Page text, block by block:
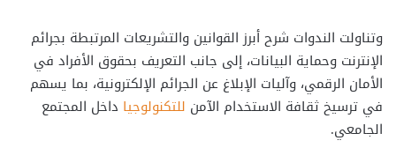
وتناولت الندوات شرح أبرز القوانين والتشريعات المرتبطة بجرائم
الإنترنت وحماية البيانات، إلى جانب التعريف بحقوق الأفراد في
الأمان الرقمي، وآليات الإبلاغ عن الجرائم الإلكترونية، بما يسهم
في ترسيخ ثقافة الاستخدام الآمن للتكنولوجيا داخل المجتمع
الجامعي.